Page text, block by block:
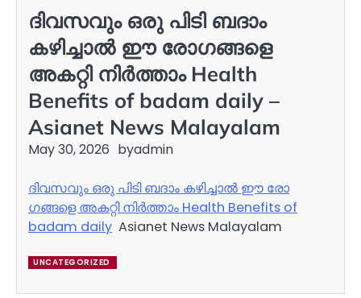
ദിവസവും ഒരു പിടി ബദാം
കഴിച്ചാൽ ഈ രോ​ഗങ്ങളെ
അകറ്റി നിർത്താം Health
Benefits of badam daily –
Asianet News Malayalam
May 30, 2026 byadmin
ദിവസവും ഒരു പിടി ബദാം കഴിച്ചാൽ ഈ രോ​
ഗങ്ങളെ അകറ്റി നിർത്താം Health Benefits of
badam daily Asianet News Malayalam
UNCATEGORIZED